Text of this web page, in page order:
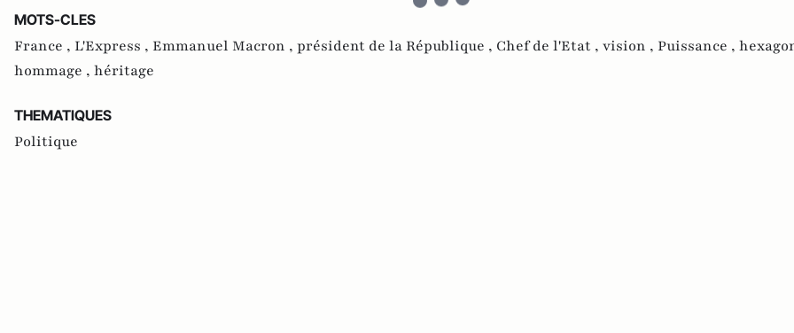
MOTS-CLES
France , L'Express , Emmanuel Macron , président de la République , Chef de l'Etat , vision , Puissance ,
hommage , héritage
THEMATIQUES
Politique